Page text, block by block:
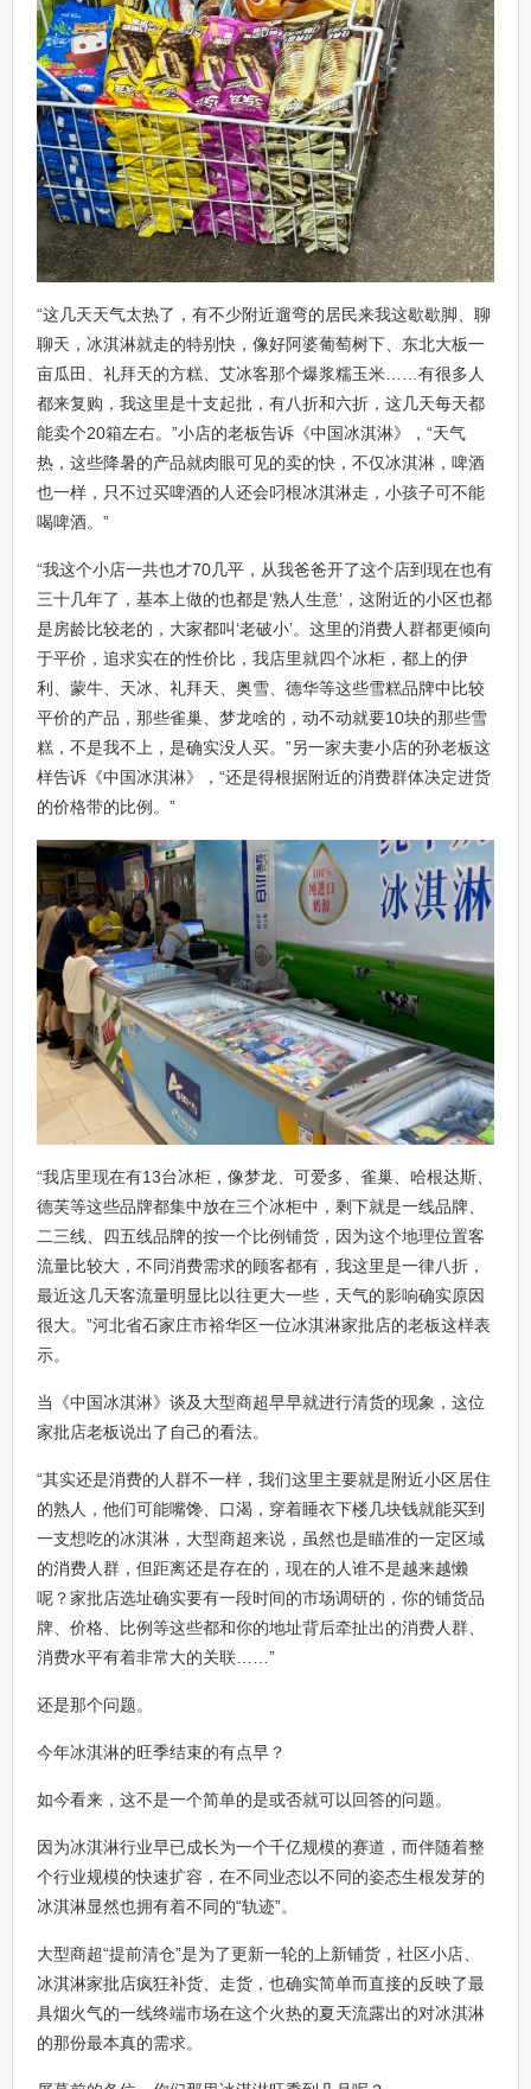
“这几天天气太热了，有不少附近遛弯的居民来我这歇歇脚、聊
聊天，冰淇淋就走的特别快，像好阿婆葡萄树下、东北大板一
亩瓜田、礼拜天的方糕、艾冰客那个爆浆糯玉米……有很多人
都来复购，我这里是十支起批，有八折和六折，这几天每天都
能卖个20箱左右。”小店的老板告诉《中国冰淇淋》，“天气
热，这些降暑的产品就肉眼可见的卖的快，不仅冰淇淋，啤酒
也一样，只不过买啤酒的人还会叼根冰淇淋走，小孩子可不能
喝啤酒。”
“我这个小店一共也才70几平，从我爸爸开了这个店到现在也有
三十几年了，基本上做的也都是‘熟人生意’，这附近的小区也都
是房龄比较老的，大家都叫‘老破小’。这里的消费人群都更倾向
于平价，追求实在的性价比，我店里就四个冰柜，都上的伊
利、蒙牛、天冰、礼拜天、奥雪、德华等这些雪糕品牌中比较
平价的产品，那些雀巢、梦龙啥的，动不动就要10块的那些雪
糕，不是我不上，是确实没人买。”另一家夫妻小店的孙老板这
样告诉《中国冰淇淋》，“还是得根据附近的消费群体决定进货
的价格带的比例。”
“我店里现在有13台冰柜，像梦龙、可爱多、雀巢、哈根达斯、
德芙等这些品牌都集中放在三个冰柜中，剩下就是一线品牌、
二三线、四五线品牌的按一个比例铺货，因为这个地理位置客
流量比较大，不同消费需求的顾客都有，我这里是一律八折，
最近这几天客流量明显比以往更大一些，天气的影响确实原因
很大。”河北省石家庄市裕华区一位冰淇淋家批店的老板这样表
示。
当《中国冰淇淋》谈及大型商超早早就进行清货的现象，这位
家批店老板说出了自己的看法。
“其实还是消费的人群不一样，我们这里主要就是附近小区居住
的熟人，他们可能嘴馋、口渴，穿着睡衣下楼几块钱就能买到
一支想吃的冰淇淋，大型商超来说，虽然也是瞄准的一定区域
的消费人群，但距离还是存在的，现在的人谁不是越来越懒
呢？家批店选址确实要有一段时间的市场调研的，你的铺货品
牌、价格、比例等这些都和你的地址背后牵扯出的消费人群、
消费水平有着非常大的关联……”
还是那个问题。
今年冰淇淋的旺季结束的有点早？
如今看来，这不是一个简单的是或否就可以回答的问题。
因为冰淇淋行业早已成长为一个千亿规模的赛道，而伴随着整
个行业规模的快速扩容，在不同业态以不同的姿态生根发芽的
冰淇淋显然也拥有着不同的“轨迹”。
大型商超“提前清仓”是为了更新一轮的上新铺货，社区小店、
冰淇淋家批店疯狂补货、走货，也确实简单而直接的反映了最
具烟火气的一线终端市场在这个火热的夏天流露出的对冰淇淋
的那份最本真的需求。